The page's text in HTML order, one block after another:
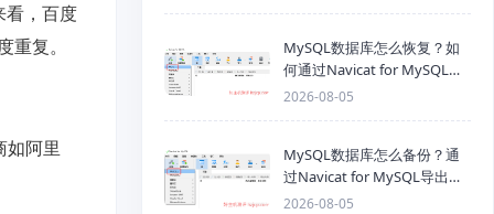
看，百度
复。
如阿里
MySQL数据库怎么恢复？如
何通过Navicat for MySQL导
入SQL备份文件
2026-08-05
MySQL数据库怎么备份？通
过Navicat for MySQL导出
Mysql数据库为SQL格式备份
2026-08-05